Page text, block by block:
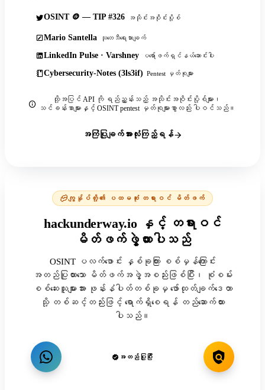
OSINT 🪙 — TIP #326 အသိုင်းအဝိုင်းပို့စ်
Mario Santella သုတေသီရေးသားချက်
LinkedIn Pulse · Varshney ပရော်ဖက်ရှင်နယ်ဆောင်းပါး
Cybersecurity-Notes (3ls3if) Pentest မှတ်စုများ
ထို့အပြင် API ကို ရည်ညွှန်းသည့် အသိုင်းအဝိုင်းပို့စ်များ၊
သင်ခန်းစာများနှင့် OSINT pentest မှတ်စုများစွာလည်း ပါဝင်သည်။
အကြံပြုချက်အားလုံးကြည့်ရန်
ကျွန်ုပ်တို့၏ ပထမဆုံး တရားဝင် မိတ်ဖက်
hackunderway.io နှင့် တရားဝင်
မိတ်ဖက်ဖွဲ့ထားပါသည်
OSINT ပလက်ဖောင်း နှစ်ခုကြား စစ်မှန်ကြောင်း
အတည်ပြုထားသော မိတ်ဖက်အဖွဲ့အစည်းဖြစ်ပြီး၊ စုံစမ်း
စစ်ဆေးသူများအား ဖုန်းနံပါတ်တစ်ခုမှ ဖော်ထုတ်ချက်ဒေတာ
သို့ တစ်ဆင့်တည်းဖြင့် ရောက်ရှိစေရန် တည်ဆောက်ထား
ပါသည်။
အတည်ပြုပြီး